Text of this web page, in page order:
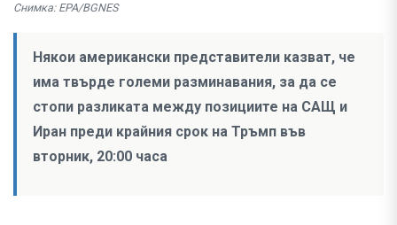
Снимка: EPA/BGNES
Някои американски представители казват, че
има твърде големи разминавания, за да се
стопи разликата между позициите на САЩ и
Иран преди крайния срок на Тръмп във
вторник, 20:00 часа